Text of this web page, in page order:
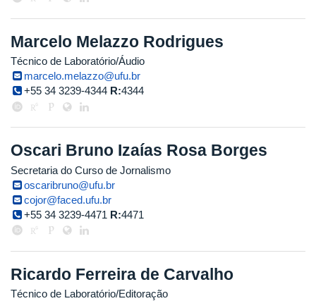
Marcelo Melazzo Rodrigues
Técnico de Laboratório/Áudio
marcelo.melazzo@ufu.br
+55 34 3239-4344 R:4344
Oscari Bruno Izaías Rosa Borges
Secretaria do Curso de Jornalismo
oscaribruno@ufu.br
cojor@faced.ufu.br
+55 34 3239-4471 R:4471
Ricardo Ferreira de Carvalho
Técnico de Laboratório/Editoração